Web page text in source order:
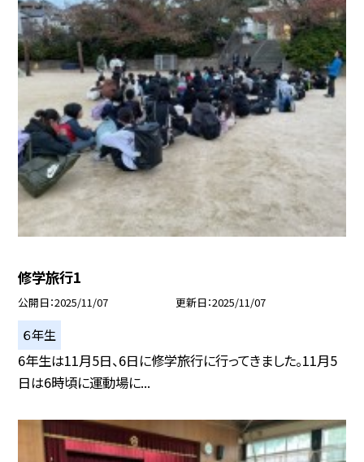
修学旅行1
公開日 2025/11/07 更新日 2025/11/07
６年生
6年生は11月5日、6日に修学旅行に行ってきました。11月5
日は6時頃に運動場に...